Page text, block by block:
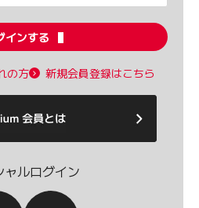
インする
の方 新規会員登録はこちら
ャルログイン